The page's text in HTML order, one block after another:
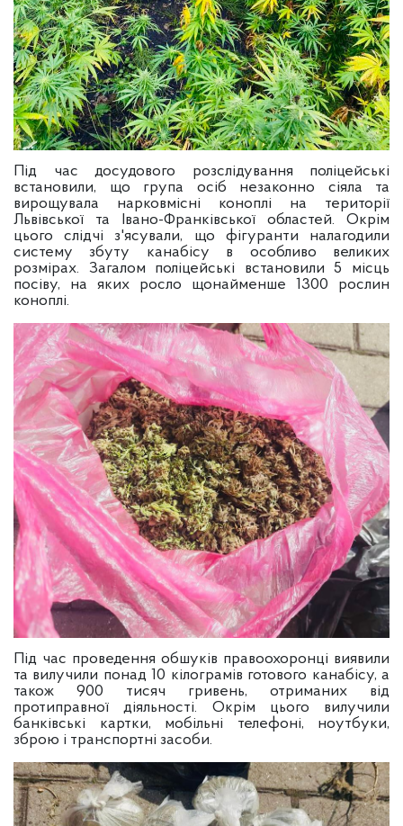
Під час досудового розслідування поліцейські
встановили, що група осіб незаконно сіяла та
вирощувала нарковмісні коноплі на території
Львівської та Івано-Франківської областей. Окрім
цього слідчі з'ясували, що фігуранти налагодили
систему збуту канабісу в особливо великих
розмірах. Загалом поліцейські встановили 5 місць
посіву, на яких росло щонайменше 1300 рослин
коноплі.
Під час проведення обшуків правоохоронці виявили
та вилучили понад 10 кілограмів готового канабісу, а
також 900 тисяч гривень, отриманих від
протиправної діяльності. Окрім цього вилучили
банківські картки, мобільні телефоні, ноутбуки,
зброю і транспортні засоби.